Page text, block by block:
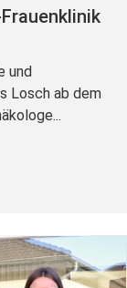
und
Losch ab dem